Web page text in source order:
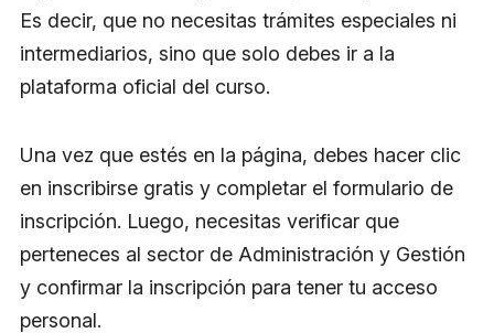
Es decir, que no necesitas trámites especiales ni
intermediarios, sino que solo debes ir a la
plataforma oficial del curso.
Una vez que estés en la página, debes hacer clic
en inscribirse gratis y completar el formulario de
inscripción. Luego, necesitas verificar que
perteneces al sector de Administración y Gestión
y confirmar la inscripción para tener tu acceso
personal.